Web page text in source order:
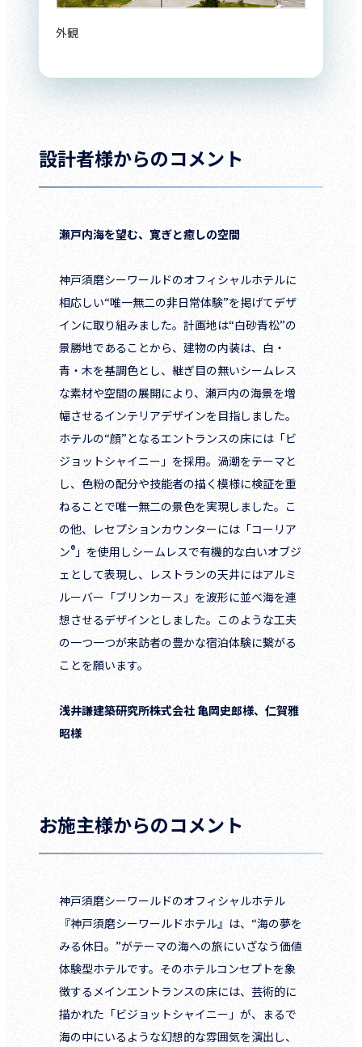
外観
設計者様からのコメント
瀬戸内海を望む、寛ぎと癒しの空間
神戸須磨シーワールドのオフィシャルホテルに
相応しい“唯一無二の非日常体験”を掲げてデザ
インに取り組みました。計画地は“白砂青松”の
景勝地であることから、建物の内装は、白・
青・木を基調色とし、継ぎ目の無いシームレス
な素材や空間の展開により、瀬戸内の海景を増
幅させるインテリアデザインを目指しました。
ホテルの“顔”となるエントランスの床には「ビ
ジョットシャイニー」を採用。渦潮をテーマと
し、色粉の配分や技能者の描く模様に検証を重
ねることで唯一無二の景色を実現しました。こ
の他、レセプションカウンターには「コーリア
ン® 」を使用しシームレスで有機的な白いオブジ
ェとして表現し、レストランの天井にはアルミ
ルーバー「ブリンカース」を波形に並べ海を連
想させるデザインとしました。このような工夫
の一つ一つが来訪者の豊かな宿泊体験に繋がる
ことを願います。
浅井謙建築研究所株式会社 亀岡史郎様、仁賀雅
昭様
お施主様からのコメント
神戸須磨シーワールドのオフィシャルホテル
『神戸須磨シーワールドホテル』は、“海の夢を
みる休日。”がテーマの海への旅にいざなう価値
体験型ホテルです。そのホテルコンセプトを象
徴するメインエントランスの床には、芸術的に
描かれた「ビジョットシャイニー」が、まるで
海の中にいるような幻想的な雰囲気を演出し、